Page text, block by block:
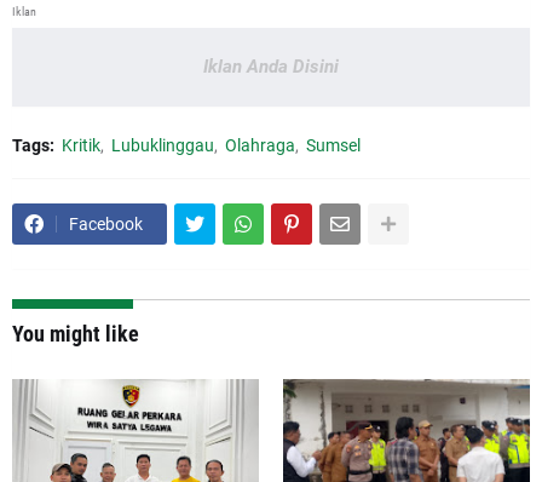
Iklan
Iklan Anda Disini
Tags: Kritik Lubuklinggau Olahraga Sumsel
Facebook
You might like